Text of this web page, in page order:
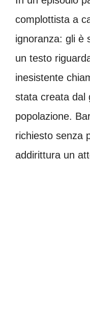
complottista a
ignoranza: gli è
un testo
inesistente
stata creata dal
popolazione.
richiesto senza
addirittura un